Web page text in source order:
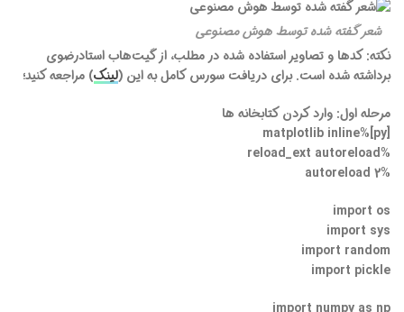
شعر گفته شده توسط هوش مصنوعی
نکته: کدها و تصاویر استفاده شده در مطلب، از گیت‌هاب استادرضوی
برداشته شده است. برای دریافت سورس کامل به این (لینک) مراجعه کنید؛
مرحله اول: وارد کردن کتابخانه ها
[py]%matplotlib inline
%reload_ext autoreload
%autoreload 2
import os
import sys
import random
import pickle
import numpy as np